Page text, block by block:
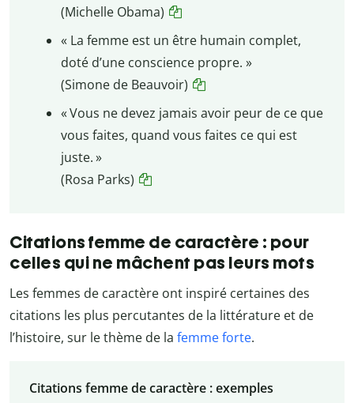
(Michelle Obama)
« La femme est un être humain complet,
doté d’une conscience propre. »
(Simone de Beauvoir)
« Vous ne devez jamais avoir peur de ce que
vous faites, quand vous faites ce qui est
juste. »
(Rosa Parks)
Citations femme de caractère : pour
celles qui ne mâchent pas leurs mots
Les femmes de caractère ont inspiré certaines des
citations les plus percutantes de la littérature et de
l’histoire, sur le thème de la femme forte.
Citations femme de caractère : exemples